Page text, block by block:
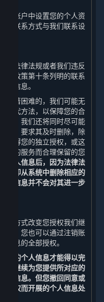
的账户中设置您的个人资
的联系方式与我们联系设
反法律法规或者我们违反
本政策第十条列明的联系
人信息。
显著困难的，我们可能无
替代方法，以保障您的合
求，我们还将同时尽可能
方，要求其及时删除，除
获得您的独立授权，或这
供的服务而合理保留的您
个人信息后，因为法律法
立即从系统中删除相应的
人信息并不会对其进一步
等方式改变您授权我们继
权。您也可以通过注销账
信息的全部授权。
本的个人信息才能得以完
法继续为您提供所对应的
人信息。但您撤回同意或
授权而开展的个人信息处